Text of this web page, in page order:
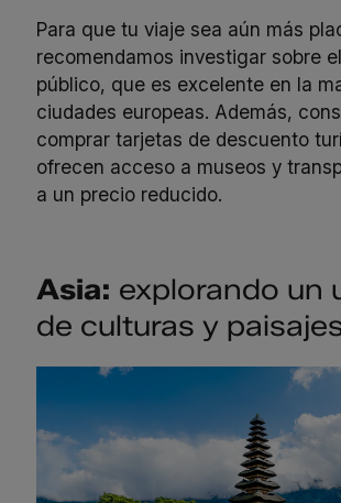
Para que tu viaje sea aún más
recomendamos investigar sobre
público, que es excelente en la
ciudades europeas. Además,
comprar tarjetas de descuento
ofrecen acceso a museos y
a un precio reducido.
Asia: explorando un
de culturas y